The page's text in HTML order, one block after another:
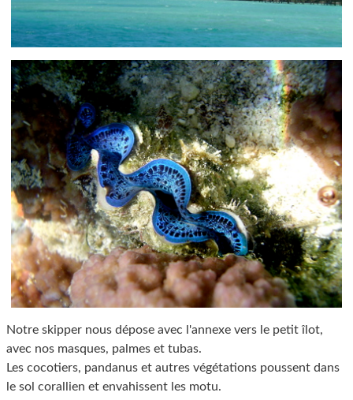
Notre skipper nous dépose avec l'annexe vers le petit îlot,
avec nos masques, palmes et tubas.
Les cocotiers, pandanus et autres végétations poussent dans
le sol corallien et envahissent les motu.